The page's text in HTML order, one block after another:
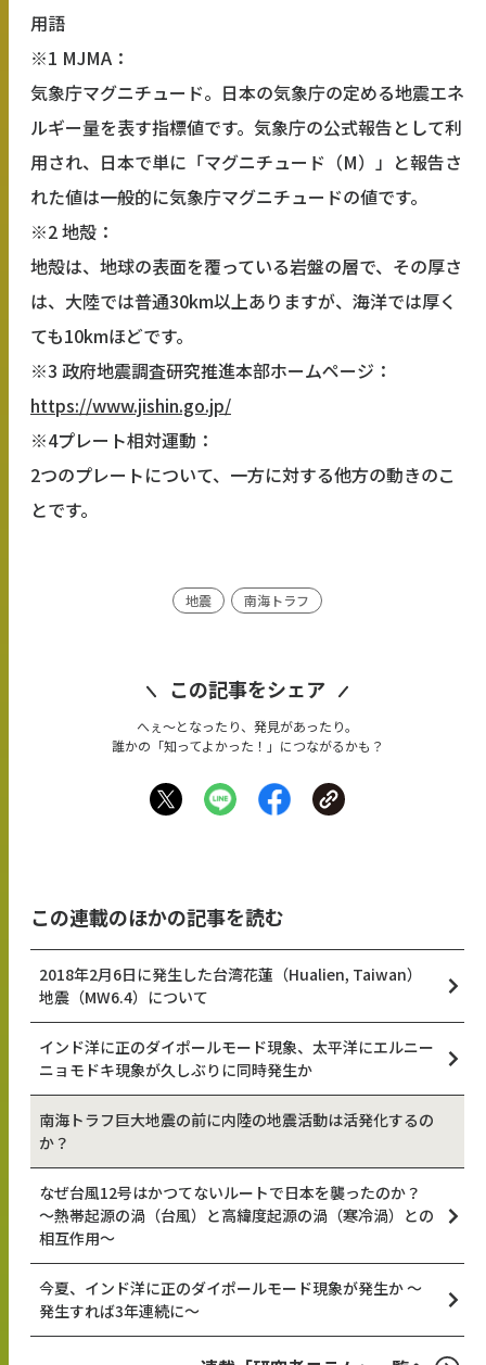
用語
※1 MJMA：
気象庁マグニチュード。日本の気象庁の定める地震エネ
ルギー量を表す指標値です。気象庁の公式報告として利
用され、日本で単に「マグニチュード（M）」と報告さ
れた値は一般的に気象庁マグニチュードの値です。
※2 地殻：
地殻は、地球の表面を覆っている岩盤の層で、その厚さ
は、大陸では普通30km以上ありますが、海洋では厚く
ても10kmほどです。
※3 政府地震調査研究推進本部ホームページ：
https://www.jishin.go.jp/
※4プレート相対運動：
2つのプレートについて、一方に対する他方の動きのこ
とです。
地震 南海トラフ
この記事をシェア
へぇ〜となったり、発見があったり。
誰かの「知ってよかった！」につながるかも？
この連載のほかの記事を読む
2018年2月6日に発生した台湾花蓮（Hualien, Taiwan）
地震（MW6.4）について
インド洋に正のダイポールモード現象、太平洋にエルニー
ニョモドキ現象が久しぶりに同時発生か
南海トラフ巨大地震の前に内陸の地震活動は活発化するの
か？
なぜ台風12号はかつてないルートで日本を襲ったのか？
～熱帯起源の渦（台風）と高緯度起源の渦（寒冷渦）との
相互作用～
今夏、インド洋に正のダイポールモード現象が発生か ～
発生すれば3年連続に～